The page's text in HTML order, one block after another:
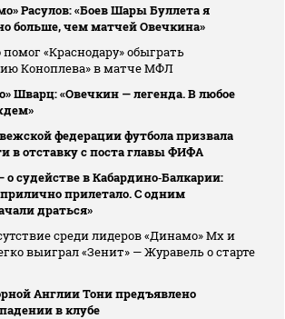
Расулов: «Боев Шары Буллета я
больше, чем матчей Овечкина»
«Краснодару» обыграть
Коноплева» в матче МФЛ
Шварц: «Овечкин — легенда. В любое
федерации футбола призвала
в отставку с поста главы ФИФА
судействе в Кабардино‑Балкарии:
прилетало. С одним
драться»
среди лидеров «Динамо» Мх и
выиграл «Зенит» — Журавель о старте
Англии Тони предъявлено
в клубе